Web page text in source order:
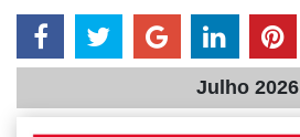
Julho 2026